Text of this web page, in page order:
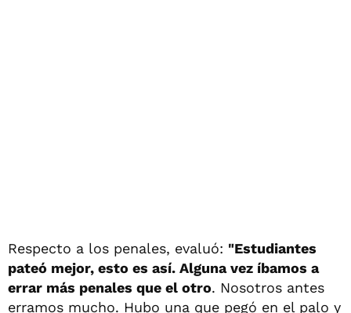
Respecto a los penales, evaluó: "Estudiantes
pateó mejor, esto es así. Alguna vez íbamos a
errar más penales que el otro. Nosotros antes
erramos mucho. Hubo una que pegó en el palo y